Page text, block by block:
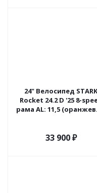
24" Велосипед STARK
Rocket 24.2 D '25 8-
рама AL: 11,5
33 900₽